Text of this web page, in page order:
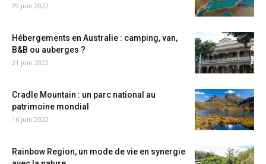
29 juin 2022
Hébergements en Australie : camping, van,
B&B ou auberges ?
21 juin 2022
Cradle Mountain : un parc national au
patrimoine mondial
16 juin 2022
Rainbow Region, un mode de vie en synergie